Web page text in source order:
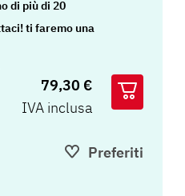
di più di 20
ti faremo una
79,30 €
IVA inclusa
Preferiti